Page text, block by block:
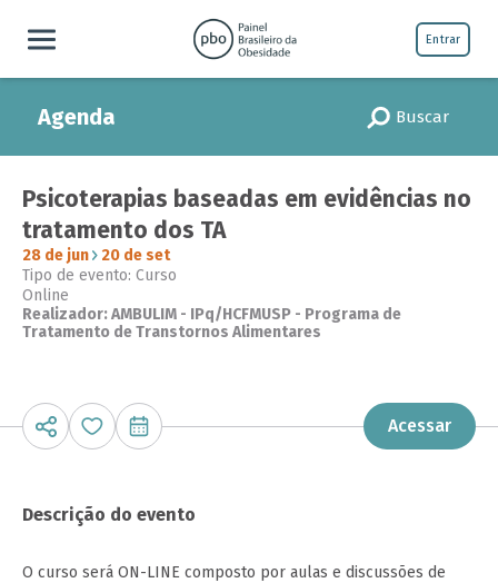
Entrar
Agenda Buscar
Psicoterapias baseadas em evidências no
tratamento dos TA
28 de jun
20 de set
Tipo de evento: Curso
Online
Realizador: AMBULIM - IPq/HCFMUSP - Programa de
Tratamento de Transtornos Alimentares
Acessar
Descrição do evento
O curso será ON-LINE composto por aulas e discussões de